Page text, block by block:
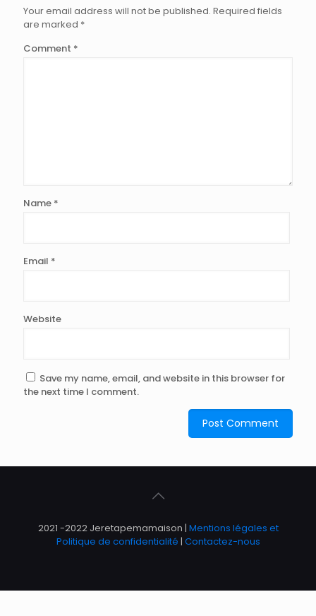
Your email address will not be published. Required fields
are marked *
Comment *
Name *
Email *
Website
Save my name, email, and website in this browser for
the next time I comment.
2021 -2022 Jeretapemamaison | Mentions légales et
Politique de confidentialité | Contactez-nous